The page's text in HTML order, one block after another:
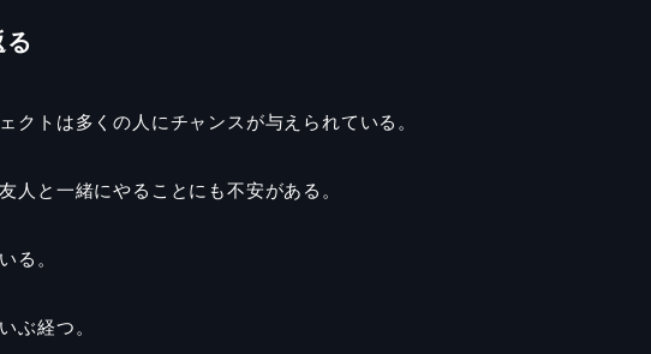
る
クトは多くの人にチャンスが与えられている。
人と一緒にやることにも不安がある。
る。
ぶ経つ。